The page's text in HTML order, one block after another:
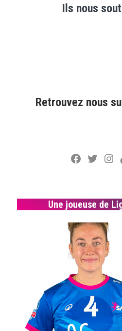
Ils nous
Retrouvez nous
Facebook
Une joueuse de